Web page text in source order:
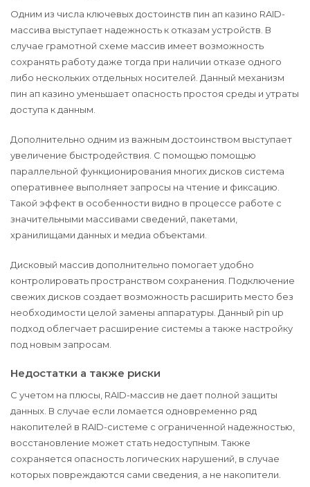
Одним из числа ключевых достоинств пин ап казино RAID-
массива выступает надежность к отказам устройств. В
случае грамотной схеме массив имеет возможность
сохранять работу даже тогда при наличии отказе одного
либо нескольких отдельных носителей. Данный механизм
пин ап казино уменьшает опасность простоя среды и утраты
доступа к данным.
Дополнительно одним из важным достоинством выступает
увеличение быстродействия. С помощью помощью
параллельной функционирования многих дисков система
оперативнее выполняет запросы на чтение и фиксацию.
Такой эффект в особенности видно в процессе работе с
значительными массивами сведений, пакетами,
хранилищами данных и медиа объектами.
Дисковый массив дополнительно помогает удобно
контролировать пространством сохранения. Подключение
свежих дисков создает возможность расширить место без
необходимости целой замены аппаратуры. Данный pin up
подход облегчает расширение системы а также настройку
под новым запросам.
Недостатки а также риски
С учетом на плюсы, RAID-массив не дает полной защиты
данных. В случае если ломается одновременно ряд
накопителей в RAID-системе с ограниченной надежностью,
восстановление может стать недоступным. Также
сохраняется опасность логических нарушений, в случае
которых повреждаются сами сведения, а не накопители.